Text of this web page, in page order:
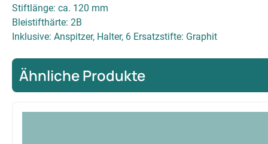
Stiftlänge: ca. 120 mm
Bleistifthärte: 2B
Inklusive: Anspitzer, Halter, 6 Ersatzstifte: Graphit
Ähnliche Produkte